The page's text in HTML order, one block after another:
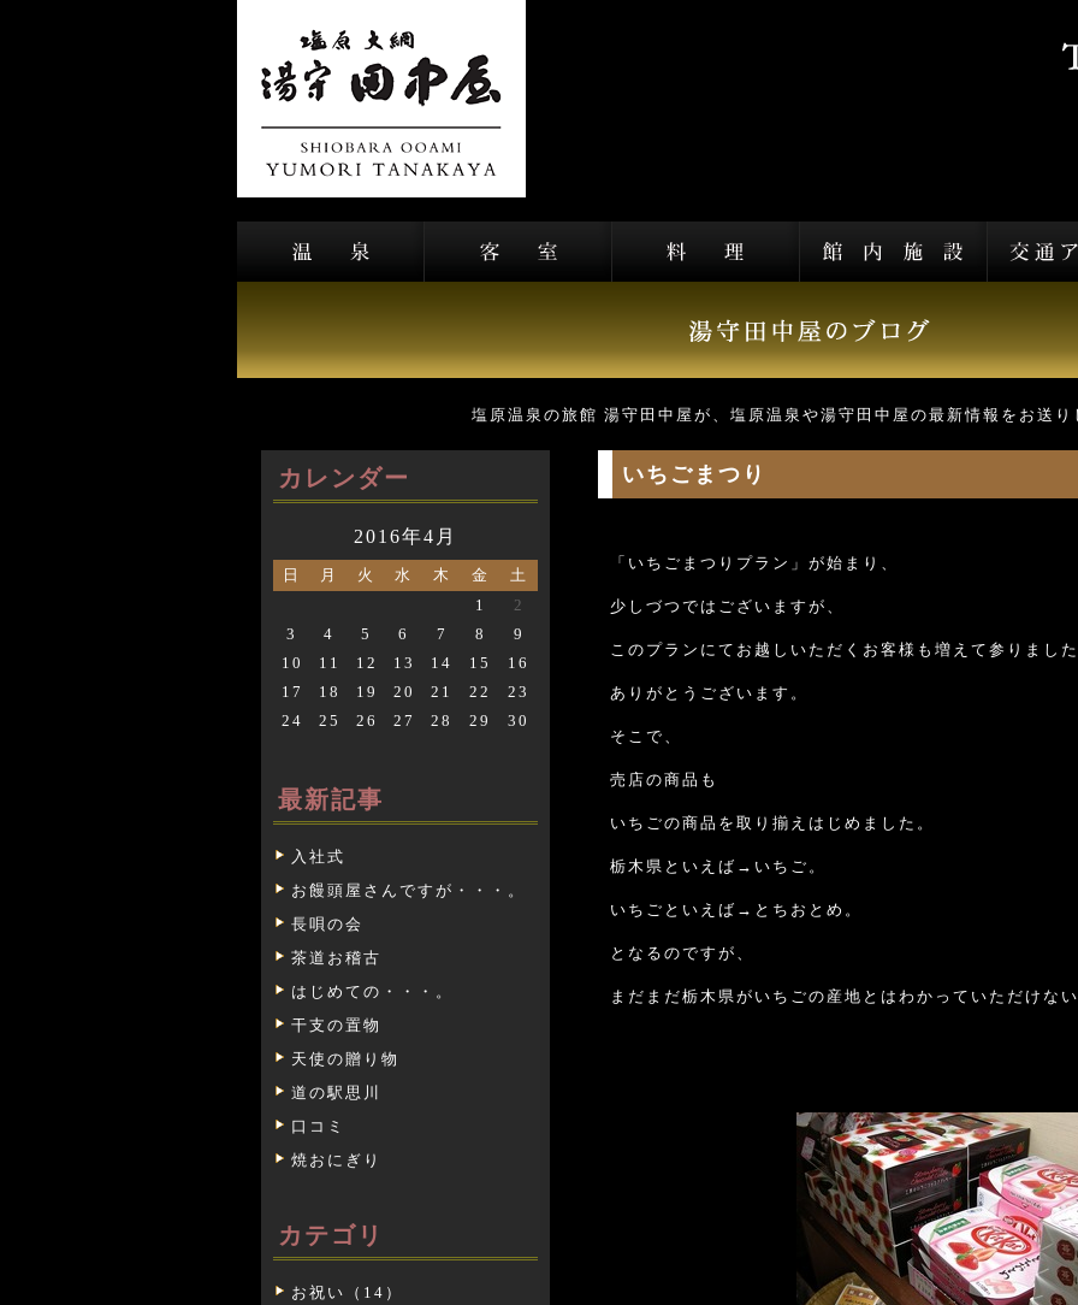
塩原温泉の旅館 湯守田中屋が、塩原温泉や湯守田中屋の最新情報をお送り
カレンダー
2016年4月
日 月 火 水 木 金
土
1
2
3
4 5 6 7 8
9
10
11 12 13 14 15
16
17
18 19 20 21 22
23
24
25 26 27 28 29 30
最新記事
入社式
お饅頭屋さんですが・・・。
長唄の会
茶道お稽古
はじめての・・・。
干支の置物
天使の贈り物
道の駅思川
口コミ
焼おにぎり
カテゴリ
お祝い（14）
いちごまつり
「いちごまつりプラン」が始まり、
少しづつではございますが、
このプランにてお越しいただくお客様も増えて参りました
ありがとうございます。
そこで、
売店の商品も
いちごの商品を取り揃えはじめました。
栃木県といえば→いちご。
いちごといえば→とちおとめ。
となるのですが、
まだまだ栃木県がいちごの産地とはわかっていただけない